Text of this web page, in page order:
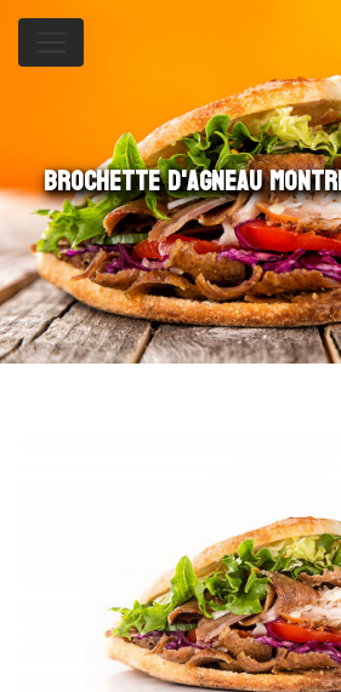
brochette d'agneau
Panneau de gestion des cookies